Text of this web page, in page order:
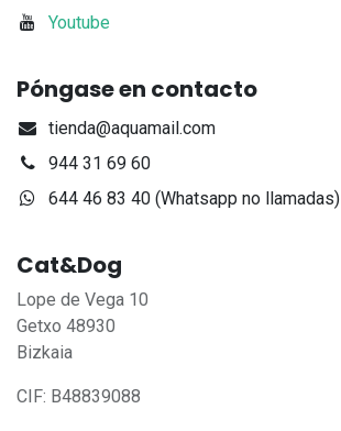
Youtube
Póngase en contacto
tienda@aquamail.com
944 31 69 60
644 46 83 40 (Whatsapp no llamadas)
Cat&Dog
Lope de Vega 10
Getxo 48930
Bizkaia
CIF: B48839088